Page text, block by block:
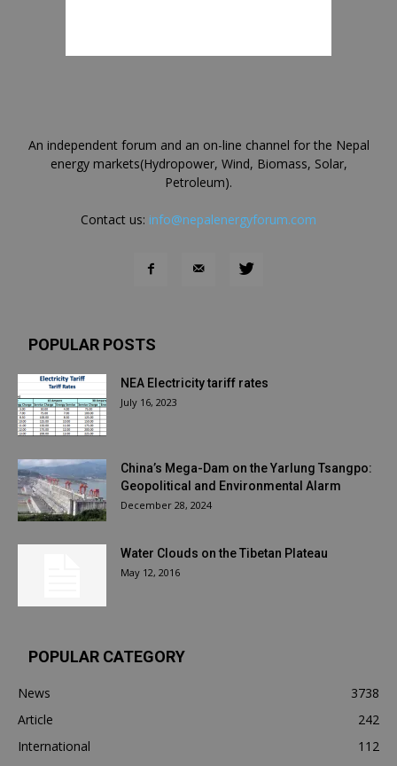
An independent forum and an on-line channel for the Nepal
energy markets(Hydropower, Wind, Biomass, Solar,
Petroleum).
Contact us: info@nepalenergyforum.com
POPULAR POSTS
NEA Electricity tariff rates
July 16, 2023
China’s Mega-Dam on the Yarlung Tsangpo:
Geopolitical and Environmental Alarm
December 28, 2024
Water Clouds on the Tibetan Plateau
May 12, 2016
POPULAR CATEGORY
News
3738
Article
242
International
112